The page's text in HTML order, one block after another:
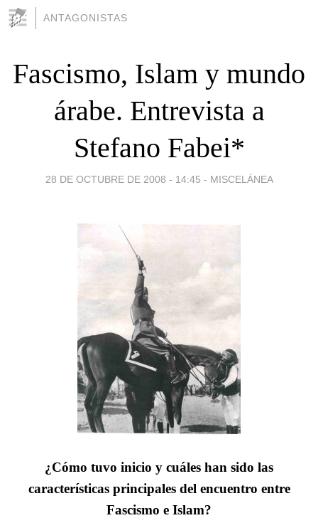
ANTAGONISTAS
Fascismo, Islam y mundo
árabe. Entrevista a
Stefano Fabei*
28 DE OCTUBRE DE 2008 - 14:45 - MISCELÁNEA
¿Cómo tuvo inicio y cuáles han sido las
características principales del encuentro entre
Fascismo e Islam?